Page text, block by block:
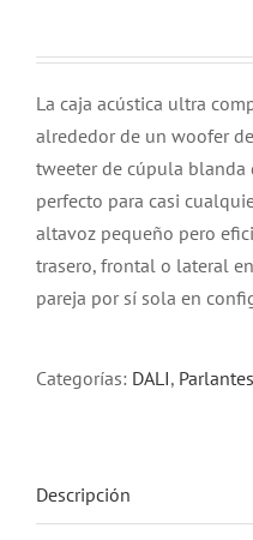
La caja acústica ultra
alrededor de un woofer
tweeter de cúpula blanda
perfecto para casi
altavoz pequeño pero
trasero, frontal o lateral
pareja por sí sola en
Categorías: DALI,
Descripción